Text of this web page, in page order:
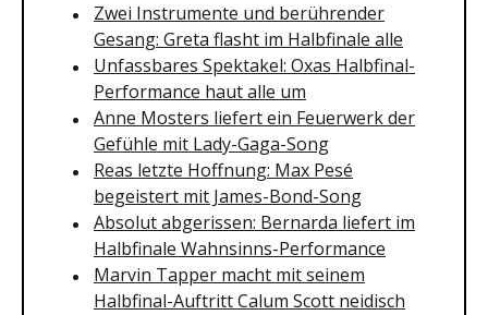
Zwei Instrumente und berührender
Gesang: Greta flasht im Halbfinale alle
Unfassbares Spektakel: Oxas Halbfinal-
Performance haut alle um
Anne Mosters liefert ein Feuerwerk der
Gefühle mit Lady-Gaga-Song
Reas letzte Hoffnung: Max Pesé
begeistert mit James-Bond-Song
Absolut abgerissen: Bernarda liefert im
Halbfinale Wahnsinns-Performance
Marvin Tapper macht mit seinem
Halbfinal-Auftritt Calum Scott neidisch